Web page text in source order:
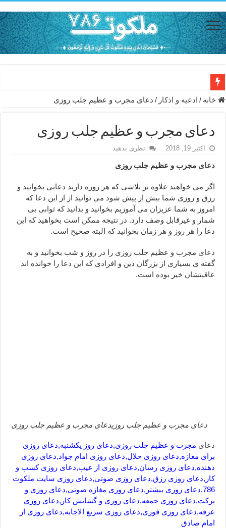
دعای مجرب برای رفع گرفتاری – ذکر قوی برای جلوگیری از اندوه و
دعای حفظ جان عزیزان از بلا در سفر – دعا برای رفع حوادث بد روزانه
انواع ذکرهای الهی و خواص آن – مجرب ترین ذکرها برای برآوردن
دعای روزی و رفع فقر – دعای مجرب برای گشایش مالی و برکت در کار
دعای قوی برای حاجات دنیا و آخرت – حاجت روایی و رفع مشکلات
ختم سوره تکاثر برای جذب ثروت – خواص و برکات سوره تکاثر
دعا قدرت و توانمندی – دعا برای افزایش انرژی بدن و قدرت بازو
دعای ابودردا برای در امان ماندن از بلا – دعای ایمنی از سوختن
تعبیر خواب خانه – تعبیر خواب خانه جدید
خانه / ادعيه و اذكار / دعای مجرب و عظیم جلب روزی
دعای مجرب و عظیم جلب روزی
اکتبر 19, 2018 نظری بدهید
دعای مجرب و عظیم جلب روزی
اگر می خواهید علاوه بر تلاشی که هر روزه دارید دعایی بخوانید و
رزق و روزی شما بیش از پیش شود می توانید از از این دعا که
امروز به شما عزیزان می آموزیم بخوانید و بدانید که ثوابی بی
شمار و غیرقابل وصف دارد. در نتیجه ممکن است بخواهید که این
دعا را هر روز و هر زمان بخوانید که البته صحیح است.
دعای مجرب و عظیم جلب روزی را در روز و شب بخوانید و به
گفته ی بسیاری از بزرگان دین و افرادی که این دعا را خوانده اند
عاقبتشان خیر بوده است.
دعای مجرب و عظیم جلب روزیدعای مجرب و عظیم جلب روزی
دعای مجرب و عظیم جلب روزی,دعای روز یکشنبه,دعای روزی
برای مغازه,دعای روزی حلال,دعای روزی امام جواد,دعای روزی
دهنده,دعای روزی رسان,دعای روزی از غیب,دعای روزی کسب و
کار,دعای روزی رزق,دعای روزی صوتی,دعای روزی سایت ملکوت
786,دعای روزی بیشتر,دعای روزی مغازه صوتی,دعای روزی و
برکت,دعای روزی جمعه,دعای روزی و گشایش کار,دعای روزی
عرفه,دعای روزی فوری,دعای روزی سریع الاجابه,دعای روزی از
امام صادق